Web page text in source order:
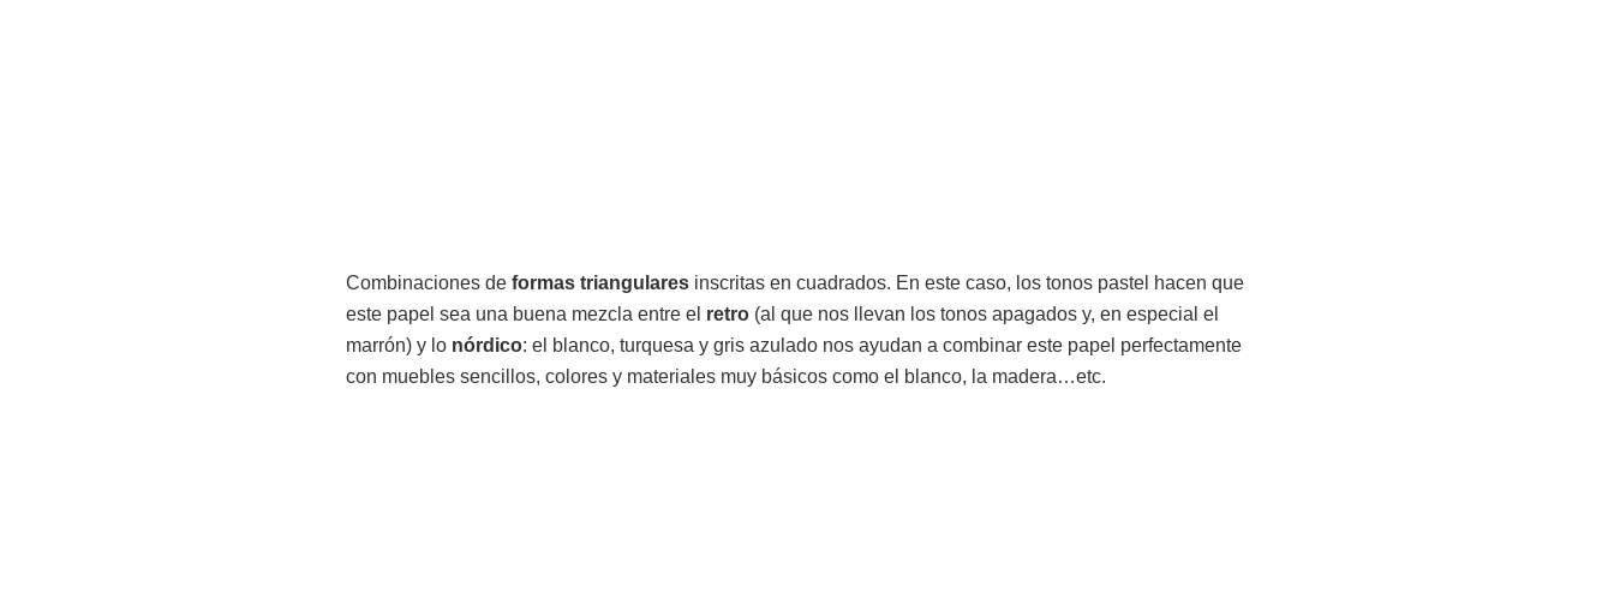
Combinaciones de formas triangulares inscritas en cuadrados. En este caso, los tonos pastel hacen que
este papel sea una buena mezcla entre el retro (al que nos llevan los tonos apagados y, en especial el
marrón) y lo nórdico: el blanco, turquesa y gris azulado nos ayudan a combinar este papel perfectamente
con muebles sencillos, colores y materiales muy básicos como el blanco, la madera…etc.